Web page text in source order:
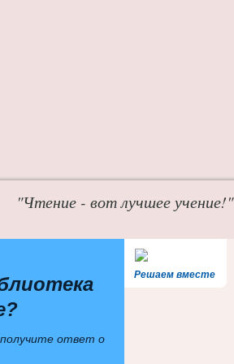
"Чтение - вот лучшее учение!"
Решаем вместе
ответ о